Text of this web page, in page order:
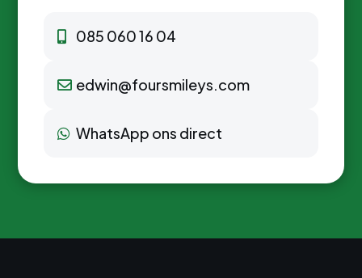
085 060 16 04
edwin@foursmileys.com
WhatsApp ons direct